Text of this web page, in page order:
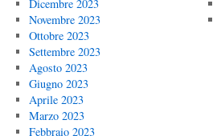
Dicembre 2023
Novembre 2023
Ottobre 2023
Settembre 2023
Agosto 2023
Giugno 2023
Aprile 2023
Marzo 2023
Febbraio 2023